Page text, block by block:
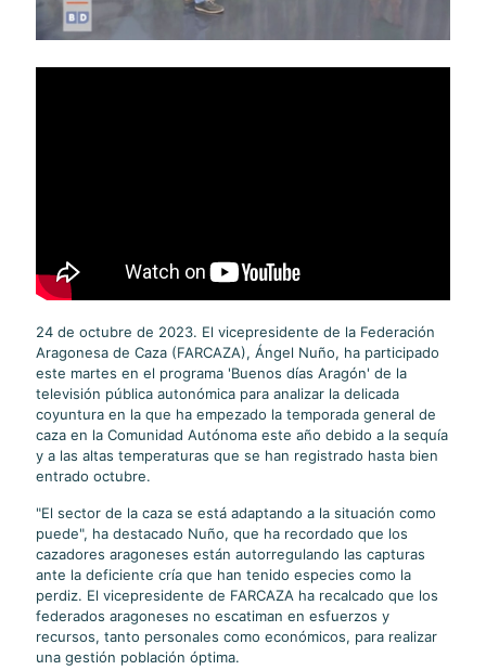
24 de octubre de 2023. El vicepresidente de la Federación
Aragonesa de Caza (FARCAZA), Ángel Nuño, ha participado
este martes en el programa 'Buenos días Aragón' de la
televisión pública autonómica para analizar la delicada
coyuntura en la que ha empezado la temporada general de
caza en la Comunidad Autónoma este año debido a la sequía
y a las altas temperaturas que se han registrado hasta bien
entrado octubre.
"El sector de la caza se está adaptando a la situación como
puede", ha destacado Nuño, que ha recordado que los
cazadores aragoneses están autorregulando las capturas
ante la deficiente cría que han tenido especies como la
perdiz. El vicepresidente de FARCAZA ha recalcado que los
federados aragoneses no escatiman en esfuerzos y
recursos, tanto personales como económicos, para realizar
una gestión población óptima.